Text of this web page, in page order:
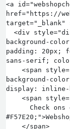
<a
href="https://
target="_blank"
background-
padding: 20px;
sans-serif;
background-
display: inline-